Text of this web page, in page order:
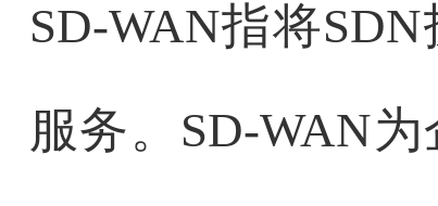
SD-WAN指将
服务。SD-WAN